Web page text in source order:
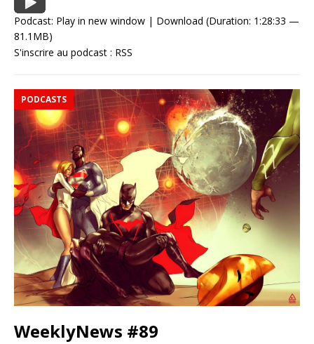
Podcast: Play in new window | Download (Duration: 1:28:33 —
81.1MB)
S'inscrire au podcast : RSS
PODCASTS
WeeklyNews #89